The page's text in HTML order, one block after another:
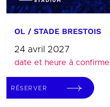
OL / STADE BRESTOIS
24 avril 2027
date et heure à
RÉSERVER